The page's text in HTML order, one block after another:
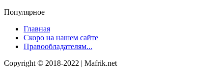
Популярное
Главная
Скоро на нашем сайте
Правообладателям...
Copyright © 2018-2022 | Mafrik.net